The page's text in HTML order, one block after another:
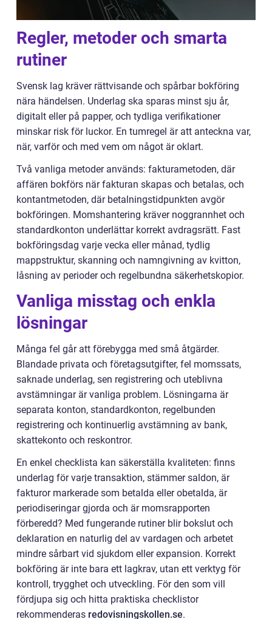
Regler, metoder och smarta
rutiner
Svensk lag kräver rättvisande och spårbar bokföring
nära händelsen. Underlag ska sparas minst sju år,
digitalt eller på papper, och tydliga verifikationer
minskar risk för luckor. En tumregel är att anteckna var,
när, varför och med vem om något är oklart.
Två vanliga metoder används: fakturametoden, där
affären bokförs när fakturan skapas och betalas, och
kontantmetoden, där betalningstidpunkten avgör
bokföringen. Momshantering kräver noggrannhet och
standardkonton underlättar korrekt avdragsrätt. Fast
bokföringsdag varje vecka eller månad, tydlig
mappstruktur, skanning och namngivning av kvitton,
låsning av perioder och regelbundna säkerhetskopior.
Vanliga misstag och enkla
lösningar
Många fel går att förebygga med små åtgärder.
Blandade privata och företagsutgifter, fel momssats,
saknade underlag, sen registrering och uteblivna
avstämningar är vanliga problem. Lösningarna är
separata konton, standardkonton, regelbunden
registrering och kontinuerlig avstämning av bank,
skattekonto och reskontror.
En enkel checklista kan säkerställa kvaliteten: finns
underlag för varje transaktion, stämmer saldon, är
fakturor markerade som betalda eller obetalda, är
periodiseringar gjorda och är momsrapporten
förberedd? Med fungerande rutiner blir bokslut och
deklaration en naturlig del av vardagen och arbetet
mindre sårbart vid sjukdom eller expansion. Korrekt
bokföring är inte bara ett lagkrav, utan ett verktyg för
kontroll, trygghet och utveckling. För den som vill
fördjupa sig och hitta praktiska checklistor
rekommenderas redovisningskollen.se.